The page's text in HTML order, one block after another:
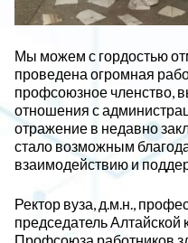
Мы можем с гордостью
проведена огромная
профсоюзное членство,
отношения с
отражение в недавно
стало возможным
взаимодействию и
Ректор вуза, д.м.н.,
председатель Алтайской